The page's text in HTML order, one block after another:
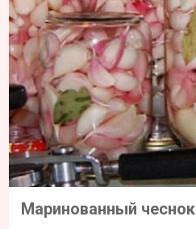
Маринованный чеснок